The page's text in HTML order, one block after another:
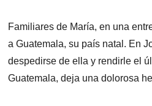
Familiares de María, en una
a Guatemala, su país natal. En
despedirse de ella y rendirle el
Guatemala, deja una dolorosa